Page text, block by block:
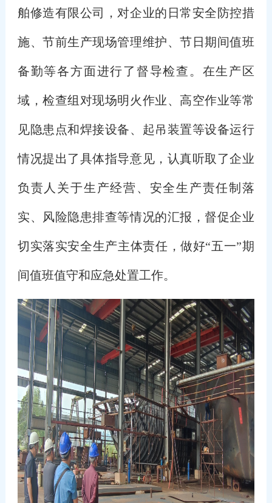
舶修造有限公司，对企业的日常安全防控措
施、节前生产现场管理维护、节日期间值班
备勤等各方面进行了督导检查。在生产区
域，检查组对现场明火作业、高空作业等常
见隐患点和焊接设备、起吊装置等设备运行
情况提出了具体指导意见，认真听取了企业
负责人关于生产经营、安全生产责任制落
实、风险隐患排查等情况的汇报，督促企业
切实落实安全生产主体责任，做好“五一”期
间值班值守和应急处置工作。